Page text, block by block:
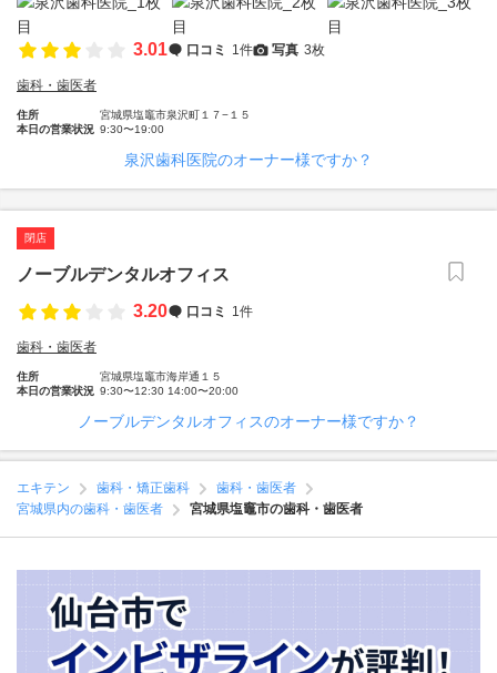
3.01 口コミ 1件 写真 3枚
歯科・歯医者
住所
宮城県塩竈市泉沢町１７−１５
本日の営業状況 9:30〜19:00
泉沢歯科医院のオーナー様ですか？
閉店
ノーブルデンタルオフィス
3.20
口コミ 1件
歯科・歯医者
住所
宮城県塩竈市海岸通１５
本日の営業状況 9:30〜12:30 14:00〜20:00
ノーブルデンタルオフィスのオーナー様ですか？
エキテン 歯科・矯正歯科
歯科・歯医者
宮城県内の歯科・歯医者
宮城県塩竈市の歯科・歯医者